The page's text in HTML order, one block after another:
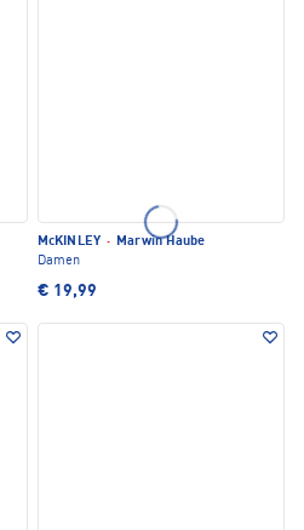
McKINLEY · Marwin Haube
Damen
€ 19,99